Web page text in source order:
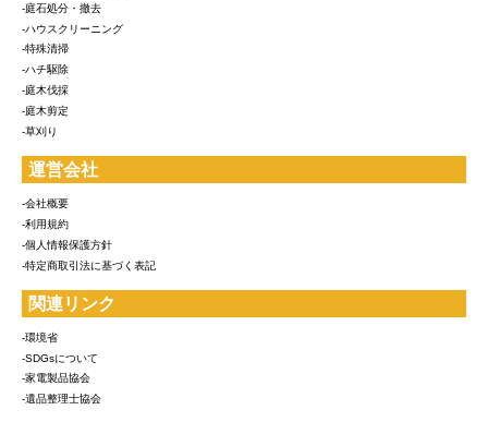
-庭石処分・撤去
-ハウスクリーニング
-特殊清掃
-ハチ駆除
-庭木伐採
-庭木剪定
-草刈り
運営会社
-会社概要
-利用規約
-個人情報保護方針
-特定商取引法に基づく表記
関連リンク
-環境省
-SDGsについて
-家電製品協会
-遺品整理士協会